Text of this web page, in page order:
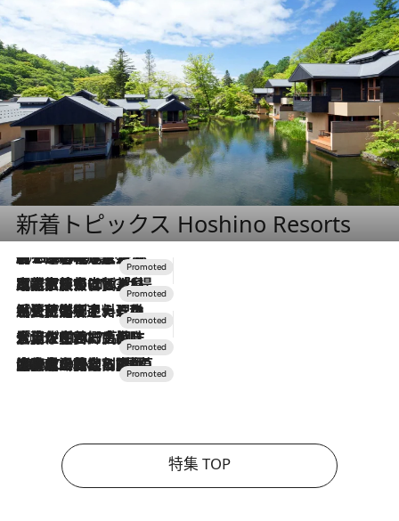
新着トピックス Hoshino Resorts
2026.8.7
【トンボの足水浴】ヒノキの香りに包まれて涼感マックス！約13℃の湧水かけ流しを避暑地「星野温泉 トンボの湯」で体験
2026.7.31
【ホテル帰省】という選択肢をOMOが提案。家族とほどよい距離を保つには「昼は実家、夜は気兼ねなくホテルで！」
2026.7.24
【夏限定ディナーコース】旬を迎える稚鮎や花ズッキーニなどをイタリア・トスカーナの郷土料理の手法で満喫！
2026.7.17
「土佐和ハーブかき氷」がOMO7高知に登場！生姜、山椒、大葉など目にも舌にも涼を呼ぶ郷土の味
2026.7.10
NEW OPEN！【界 草津】名湯の地に誕生。趣の異なる2種の温泉と上州ならではの会席・蕎麦割烹など美食を味わう究極の癒やし旅
特集 TOP